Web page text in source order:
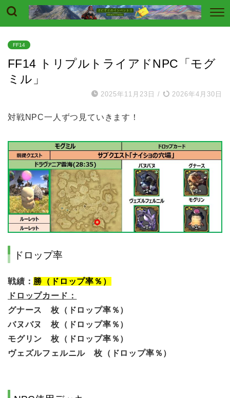
FF14
FF14 トリプルトライアドNPC「モグ
ミル」
2025年11月23日 / 2026年4月30日
対戦NPC一人ずつ見ていきます！
ドロップ率
戦績： 勝（ドロップ率％）
ドロップカード：
グナース 枚（ドロップ率％）
バヌバヌ 枚（ドロップ率％）
モグリン 枚（ドロップ率％）
ヴェズルフェルニル 枚（ドロップ率％）